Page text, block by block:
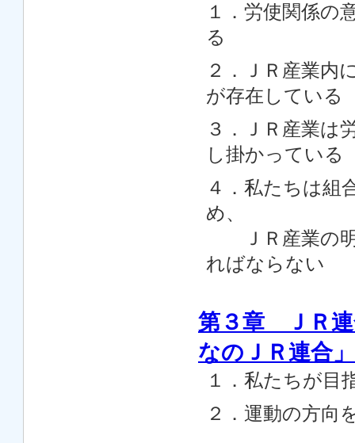
１．労使関係の
る
２．ＪＲ産業内
が存在している
３．ＪＲ産業は
し掛かっている
４．私たちは組
め、
ＪＲ産業の明
ればならない
第３章 ＪＲ連
なのＪＲ連合
１．私たちが目
２．運動の方向